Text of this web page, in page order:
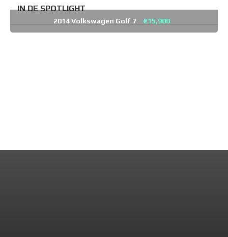
IN DE SPOTLIGHT
2014 Volkswagen Golf 7 €15,900